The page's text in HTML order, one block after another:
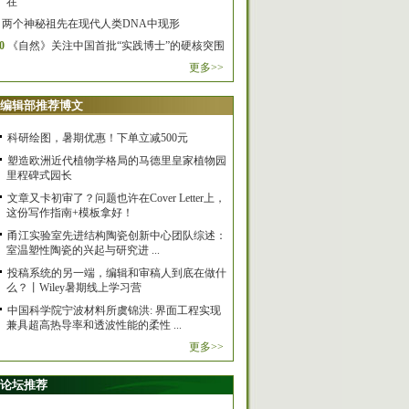
两个神秘祖先在现代人类DNA中现形
《自然》关注中国首批“实践博士”的硬核突围
更多>>
编辑部推荐博文
科研绘图，暑期优惠！下单立减500元
塑造欧洲近代植物学格局的马德里皇家植物园
里程碑式园长
文章又卡初审了？问题也许在Cover Letter上，
这份写作指南+模板拿好！
甬江实验室先进结构陶瓷创新中心团队综述：
室温塑性陶瓷的兴起与研究进 ...
投稿系统的另一端，编辑和审稿人到底在做什
么？丨Wiley暑期线上学习营
中国科学院宁波材料所虞锦洪: 界面工程实现
兼具超高热导率和透波性能的柔性 ...
更多>>
论坛推荐